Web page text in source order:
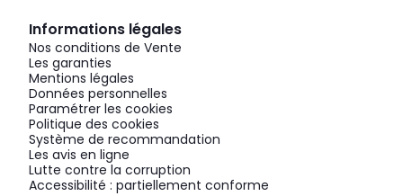
Informations légales
Nos conditions de Vente
Les garanties
Mentions légales
Données personnelles
Paramétrer les cookies
Politique des cookies
Système de recommandation
Les avis en ligne
Lutte contre la corruption
Accessibilité : partiellement conforme